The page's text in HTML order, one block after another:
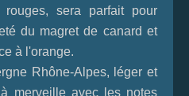
sera parfait pour
du magret de canard et
à l'orange.
Rhône-Alpes, léger et
merveille avec les notes